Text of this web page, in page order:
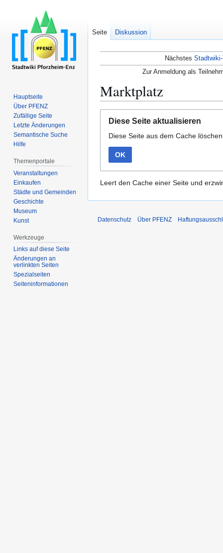
Nächstes
Zur Anmeldung als
Marktplatz
Navigation
springen
Suche
springen
Diese Seite aktualisieren
Diese Seite aus dem Cache
OK
Leert den Cache einer Seite und
Seite Diskussion
Hauptseite
Über PFENZ
Zufällige Seite
Letzte Änderungen
Semantische Suche
Hilfe
Themenportale
Veranstaltungen
Einkaufen
Städte und Gemeinden
Geschichte
Museum
Kunst
Werkzeuge
Links auf diese Seite
Änderungen an
verlinkten Seiten
Spezialseiten
Seiten­­informationen
Datenschutz Über PFENZ